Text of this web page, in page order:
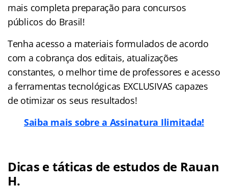
mais completa preparação para concursos
públicos do Brasil!
Tenha acesso a materiais formulados de acordo
com a cobrança dos editais, atualizações
constantes, o melhor time de professores e acesso
a ferramentas tecnológicas EXCLUSIVAS capazes
de otimizar os seus resultados!
Saiba mais sobre a Assinatura Ilimitada!
Dicas e táticas de estudos de Rauan
H.